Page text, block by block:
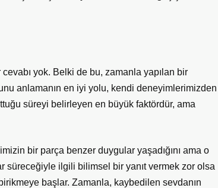
yok. Belki de bu, zamanla yapılan bir
anlamanın en iyi yolu, kendi deneyimlerimizden
süreyi belirleyen en büyük faktördür, ama
bir parça benzer duygular yaşadığını ama o
süreceğiyle ilgili bilimsel bir yanıt vermek zor olsa
başlar. Zamanla, kaybedilen sevdanın